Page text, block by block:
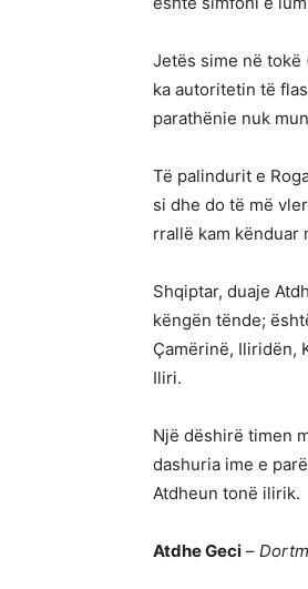
Jetës sime në tokë
ka autoritetin të
parathënie nuk
Të palindurit e
si dhe do të më
rrallë kam kënduar
Shqiptar, duaje
këngën tënde;
Çamërinë, Iliridën,
Iliri.
Një dëshirë timen
dashuria ime e
Atdheun tonë ilirik.
Atdhe Geci –